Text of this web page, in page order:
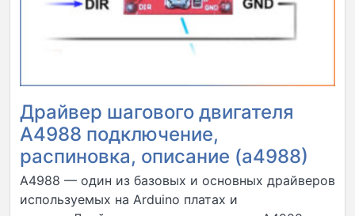
Драйвер шагового двигателя
A4988 подключение,
распиновка, описание (а4988)
А4988 — один из базовых и основных драйверов
используемых на Arduino платах и